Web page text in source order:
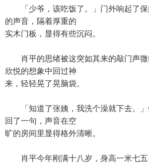
「少爷，该吃饭了。」门外响起了保
的声音，隔着厚重的
实木门板，显得有些沉闷。
肖平的思绪被这突如其来的敲门声微
欣悦的想象中回过神
来，轻轻晃了晃脑袋。
「知道了张姨，我洗个澡就下去。」
回了一句，声音在空
旷的房间里显得格外清晰。
肖平今年刚满十八岁，身高一米七五